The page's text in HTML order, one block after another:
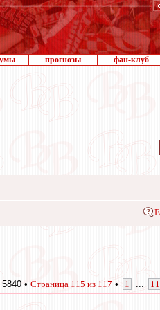
прогнозы фан-клуб
• Страница 115 из 117 • 1